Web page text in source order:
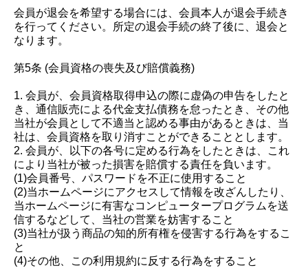
会員が退会を希望する場合には、会員本人が退会手続き
を行ってください。所定の退会手続の終了後に、退会と
なります。
第5条 (会員資格の喪失及び賠償義務)
1. 会員が、会員資格取得申込の際に虚偽の申告をしたと
き、通信販売による代金支払債務を怠ったとき、その他
当社が会員として不適当と認める事由があるときは、当
社は、会員資格を取り消すことができることとします。
2. 会員が、以下の各号に定める行為をしたときは、これ
により当社が被った損害を賠償する責任を負います。
(1)会員番号、パスワードを不正に使用すること
(2)当ホームページにアクセスして情報を改ざんしたり、
当ホームページに有害なコンピュータープログラムを送
信するなどして、当社の営業を妨害すること
(3)当社が扱う商品の知的所有権を侵害する行為をするこ
と
(4)その他、この利用規約に反する行為をすること